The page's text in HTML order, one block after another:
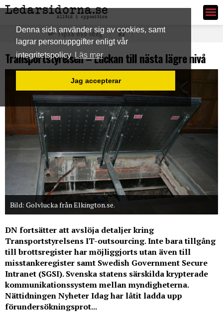
Denna sida använder sig av cookies, samt
lagrar personuppgifter enligt vår
integritetspolicy Läs mer
Jag accepterar
Ledarsidorna.se
Tipsa oss idag
Transportstyrelsen – Luckan till nästa lägre nivå
Bild: Golvlucka från Elkington.se.
DN fortsätter att avslöja detaljer kring
Transportstyrelsens IT-outsourcing. Inte bara tillgång
till brottsregister har möjliggjorts utan även till
misstankeregister samt Swedish Government Secure
Intranet (SGSI). Svenska statens särskilda krypterade
kommunikationssystem mellan myndigheterna.
Nättidningen Nyheter Idag har låtit ladda upp
förundersökningsprot...